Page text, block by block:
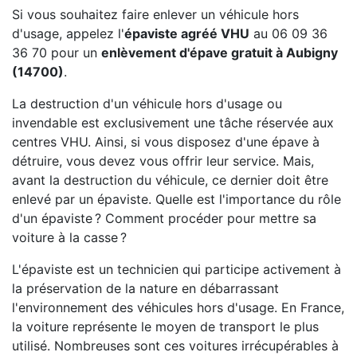
Si vous souhaitez faire enlever un véhicule hors
d'usage, appelez l'épaviste agréé VHU au 06 09 36
36 70 pour un enlèvement d'épave gratuit à Aubigny
(14700).
La destruction d'un véhicule hors d'usage ou
invendable est exclusivement une tâche réservée aux
centres VHU. Ainsi, si vous disposez d'une épave à
détruire, vous devez vous offrir leur service. Mais,
avant la destruction du véhicule, ce dernier doit être
enlevé par un épaviste. Quelle est l'importance du rôle
d'un épaviste ? Comment procéder pour mettre sa
voiture à la casse ?
L'épaviste est un technicien qui participe activement à
la préservation de la nature en débarrassant
l'environnement des véhicules hors d'usage. En France,
la voiture représente le moyen de transport le plus
utilisé. Nombreuses sont ces voitures irrécupérables à